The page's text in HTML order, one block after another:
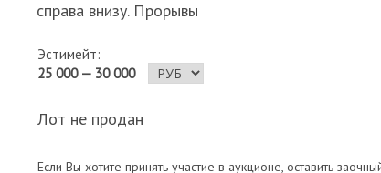
справа внизу. Прорывы
Эстимейт:
25 000 — 30 000
Лот не продан
Если Вы хотите принять участие в аукционе, оставить